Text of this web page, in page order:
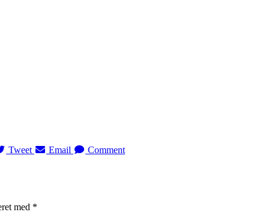
Tweet Email Comment
med *